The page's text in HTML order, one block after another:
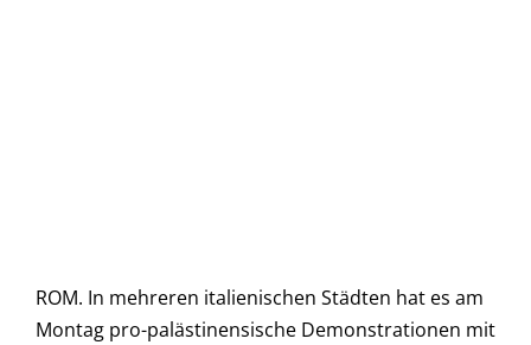
ROM. In mehreren italienischen Städten hat es am
Montag pro-palästinensische Demonstrationen mit